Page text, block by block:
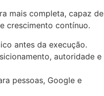
mais completa, capaz de
crescimento contínuo.
antes da execução.
autoridade e
pessoas, Google e